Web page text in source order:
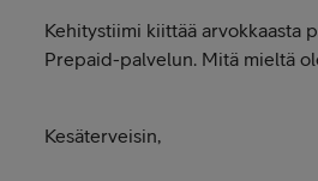
Kehitystiimi kiittää arvokkaasta
Prepaid-palvelun. Mitä mieltä
Kesäterveisin,